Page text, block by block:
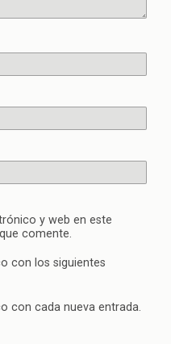
y web en este
comente.
con los siguientes
con cada nueva entrada.